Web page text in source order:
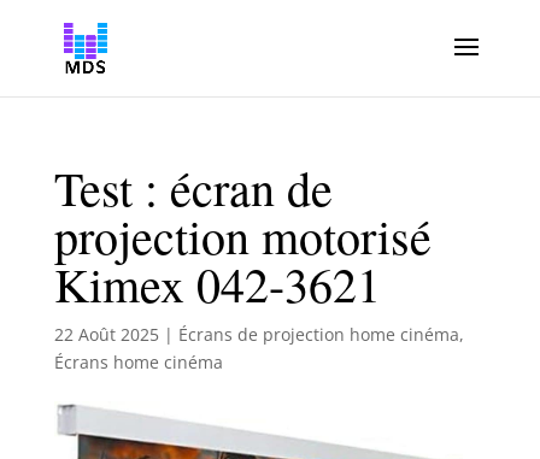
Test : écran de
projection motorisé
Kimex 042-3621
22 Août 2025| Écrans de projection home cinéma,
Écrans home cinéma